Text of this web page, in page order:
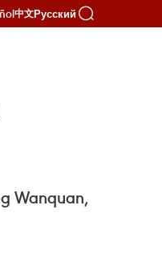
中文Русский
Wanquan,